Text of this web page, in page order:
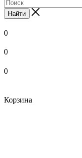
Найти
0
0
0
Корзина